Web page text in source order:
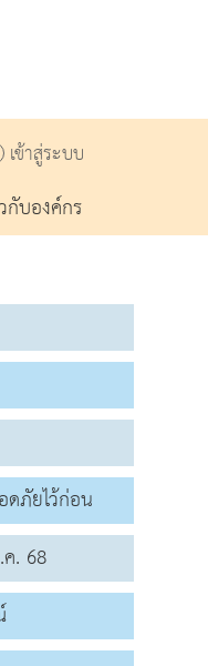
เข้าสู่ระบบ
กับองค์กร
ภัยไว้ก่อน
. 68